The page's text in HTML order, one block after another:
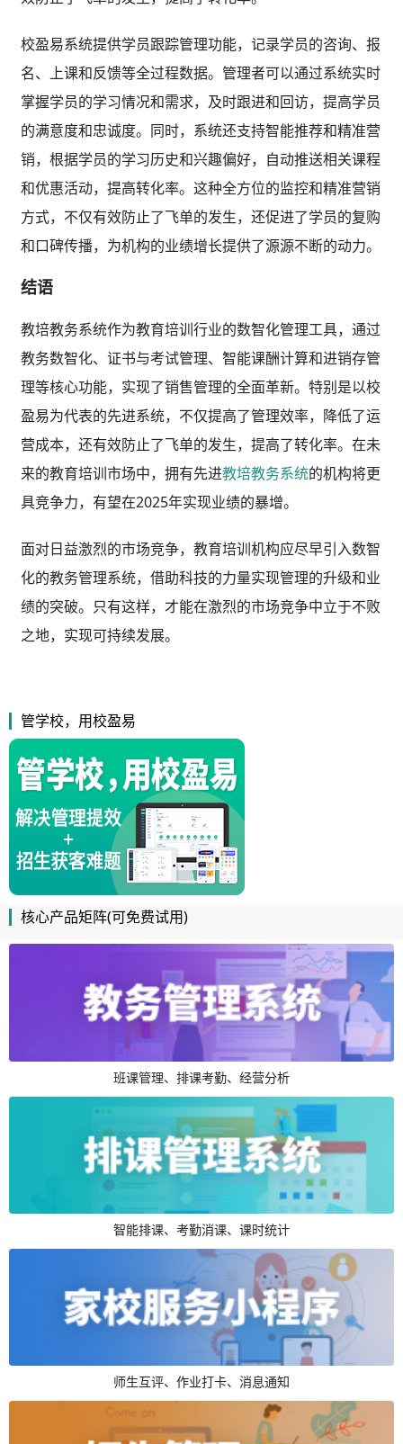
校盈易系统提供学员跟踪管理功能，记录学员的咨询、报
名、上课和反馈等全过程数据。管理者可以通过系统实时
掌握学员的学习情况和需求，及时跟进和回访，提高学员
的满意度和忠诚度。同时，系统还支持智能推荐和精准营
销，根据学员的学习历史和兴趣偏好，自动推送相关课程
和优惠活动，提高转化率。这种全方位的监控和精准营销
方式，不仅有效防止了飞单的发生，还促进了学员的复购
和口碑传播，为机构的业绩增长提供了源源不断的动力。
结语
教培教务系统作为教育培训行业的数智化管理工具，通过
教务数智化、证书与考试管理、智能课酬计算和进销存管
理等核心功能，实现了销售管理的全面革新。特别是以校
盈易为代表的先进系统，不仅提高了管理效率，降低了运
营成本，还有效防止了飞单的发生，提高了转化率。在未
来的教育培训市场中，拥有先进教培教务系统的机构将更
具竞争力，有望在2025年实现业绩的暴增。
面对日益激烈的市场竞争，教育培训机构应尽早引入数智
化的教务管理系统，借助科技的力量实现管理的升级和业
绩的突破。只有这样，才能在激烈的市场竞争中立于不败
之地，实现可持续发展。
管学校，用校盈易
核心产品矩阵(可免费试用)
班课管理、排课考勤、经营分析
智能排课、考勤消课、课时统计
师生互评、作业打卡、消息通知